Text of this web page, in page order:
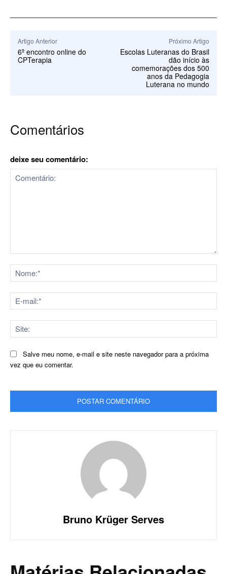
Artigo Anterior
6º encontro online do
CPTerapia
Próximo Artigo
Escolas Luteranas do Brasil
dão início às
comemorações dos 500
anos da Pedagogia
Luterana no mundo
Comentários
deixe seu comentário:
Salve meu nome, e-mail e site neste navegador para a próxima
vez que eu comentar.
Bruno Krüger Serves